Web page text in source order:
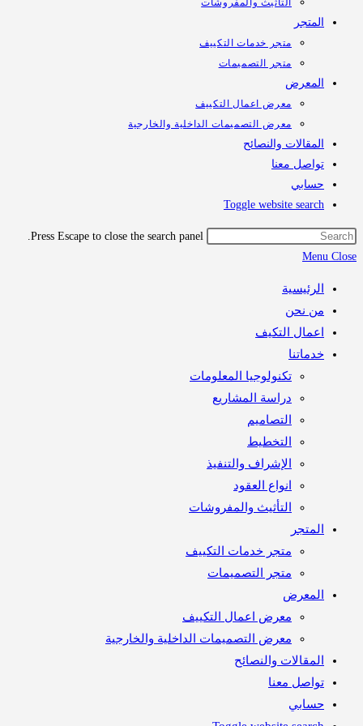
التأثيث والمفروشات
متجر خدمات التكييف
متجر التصميمات
معرض اعمال التكييف
معرض التصميمات الداخلية والخارجية
والنصائح
معنا
Toggle website
Press Escape to close the search panel.
نحن
التكيف
تكنولوجيا المعلومات
دراسة المشاريع
التصاميم
التخطيط
الإشراف والتنفيذ
انواع العقود
التأثيث والمفروشات
متجر خدمات التكييف
متجر التصميمات
معرض اعمال التكييف
معرض التصميمات الداخلية والخارجية
والنصائح
معنا